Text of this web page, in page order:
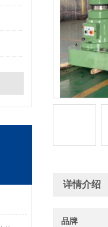
详情介绍
品牌